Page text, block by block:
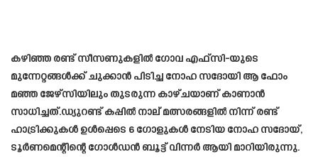
കഴിഞ്ഞ രണ്ട് സീസണുകളിൽ ഗോവ എഫ്സി-യുടെ
മുന്നേറ്റങ്ങൾക്ക് ചുക്കാൻ പിടിച്ച നോഹ സദോയി ആ ഫോം
മഞ്ഞ ജേഴ്സിയിലും തുടരുന്ന കാഴ്ചയാണ് കാണാൻ
സാധിച്ചത്.ഡ്യുറണ്ട് കപ്പിൽ നാല് മത്സരങ്ങളിൽ നിന്ന് രണ്ട്
ഹാട്രിക്കുകൾ ഉൾപ്പെടെ 6 ഗോളുകൾ നേടിയ നോഹ സദോയ്,
ടൂർണമെന്റിന്റെ ഗോൾഡൻ ബൂട്ട് വിന്നർ ആയി മാറിയിരുന്നു.